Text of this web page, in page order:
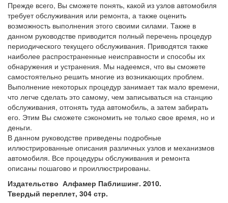
Прежде всего, Вы сможете понять, какой из узлов автомобиля
требует обслуживания или ремонта, а также оценить
возможность выполнения этого своими силами. Также в
данном руководстве приводится полный перечень процедур
периодического текущего обслуживания. Приводятся также
наиболее распространенные неисправности и способы их
обнаружения и устранения. Мы надеемся, что вы сможете
самостоятельно решить многие из возникающих проблем.
Выполнение некоторых процедур занимает так мало времени,
что легче сделать это самому, чем записываться на станцию
обслуживания, отгонять туда автомобиль, а затем забирать
его. Этим Вы сможете сэкономить не только свое время, но и
деньги.
В данном руководстве приведены подробные
иллюстрированные описания различных узлов и механизмов
автомобиля. Все процедуры обслуживания и ремонта
описаны пошагово и проиллюстрированы.
Издательство Алфамер Паблишинг. 2010.
Твердый переплет, 304 стр.